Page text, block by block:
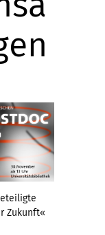
Zukunft«